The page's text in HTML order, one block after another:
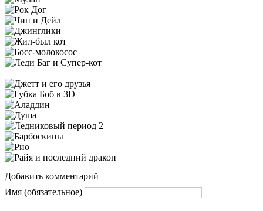
Добавить комментарий
Имя (обязательное)